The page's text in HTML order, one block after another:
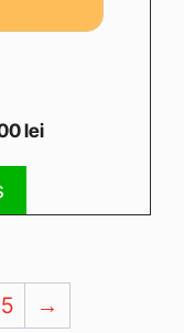
lei
5 →